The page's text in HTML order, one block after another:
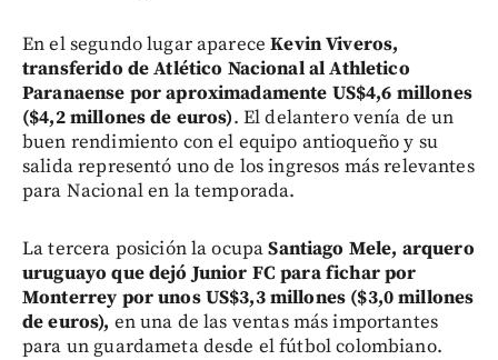
En el segundo lugar aparece Kevin Viveros,
transferido de Atlético Nacional al Athletico
Paranaense por aproximadamente US$4,6 millones
($4,2 millones de euros). El delantero venía de un
buen rendimiento con el equipo antioqueño y su
salida representó uno de los ingresos más relevantes
para Nacional en la temporada.
La tercera posición la ocupaSantiago Mele, arquero
uruguayo que dejó Junior FC para fichar por
Monterrey por unos US$3,3 millones ($3,0 millones
de euros), en una de las ventas más importantes
para un guardameta desde el fútbol colombiano.